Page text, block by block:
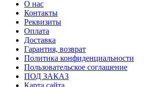
О нас
Контакты
Реквизиты
Оплата
Доставка
Гарантия, возврат
Политика конфиденциальности
Пользовательское соглашение
ПОД ЗАКАЗ
Карта сайта